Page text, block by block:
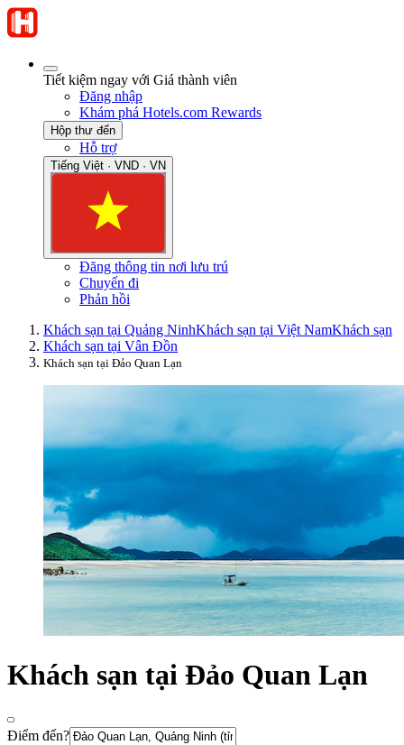
Tiết kiệm ngay với Giá thành viên
Đăng nhập
Khám phá Hotels.com Rewards
Hộp thư đến
Hỗ trợ
Tiếng Việt · VND · VN
Đăng thông tin nơi lưu trú
Chuyến đi
Phản hồi
Khách sạn tại Quảng NinhKhách sạn tại Việt NamKhách sạn
Khách sạn tại Vân Đồn
Khách sạn tại Đảo Quan Lạn
Khách sạn tại Đảo Quan Lạn
Điểm đến?